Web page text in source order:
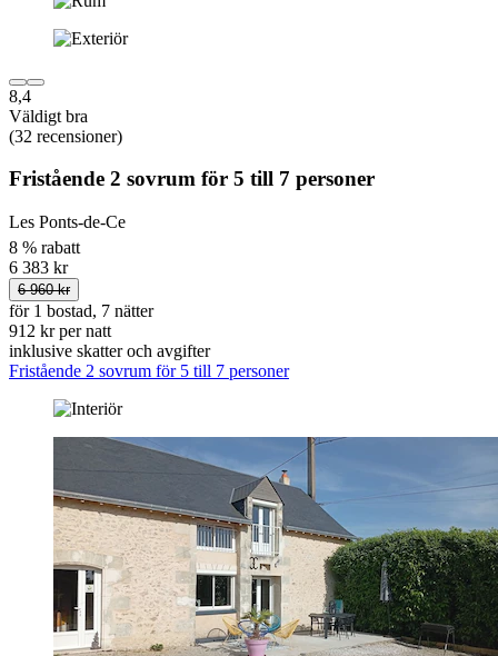
8,4
Väldigt bra
(32 recensioner)
Fristående 2 sovrum för 5 till 7 personer
Les Ponts-de-Ce
8 % rabatt
6 383 kr
6 960 kr
för 1 bostad, 7 nätter
912 kr per natt
inklusive skatter och avgifter
Fristående 2 sovrum för 5 till 7 personer